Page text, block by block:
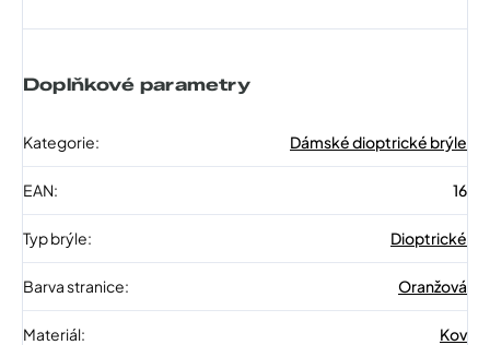
Doplňkové parametry
Kategorie: Dámské dioptrické brýle
EAN: 16
Typ brýle: Dioptrické
Barva stranice: Oranžová
Materiál: Kov